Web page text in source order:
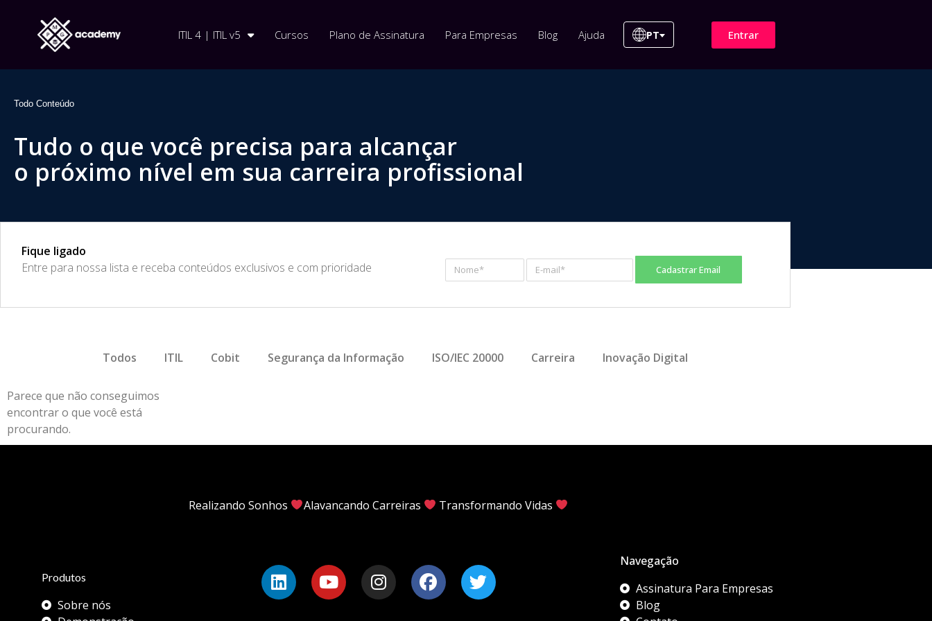
ITIL 4 | ITIL v5 Cursos Plano de Assinatura Para Empresas Blog Ajuda PT Entrar
Todo Conteúdo
Tudo o que você precisa para alcançar
o próximo nível em sua carreira profissional
Fique ligado
​Entre para nossa lista e receba conteúdos exclusivos e com prioridade
Cadastrar Email
Todos ITIL Cobit Segurança da Informação ISO/IEC 20000 Carreira Inovação Digital
Parece que não conseguimos
encontrar o que você está
procurando.
Produtos
Sobre nós
Realizando Sonhos Alavancando Carreiras Transformando Vidas
Navegação
Assinatura Para Empresas
Blog